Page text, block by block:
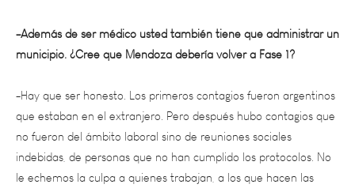
municipio. ¿Cree que Mendoza debería volver a Fase 1?
-Hay que ser honesto. Los primeros contagios fueron argentinos
que estaban en el extranjero. Pero después hubo contagios que
no fueron del ámbito laboral sino de reuniones sociales
indebidas, de personas que no han cumplido los protocolos. No
le echemos la culpa a quienes trabajan, a los que hacen las
cosas bien, tanto empleados como empresarios. Se trabaja con